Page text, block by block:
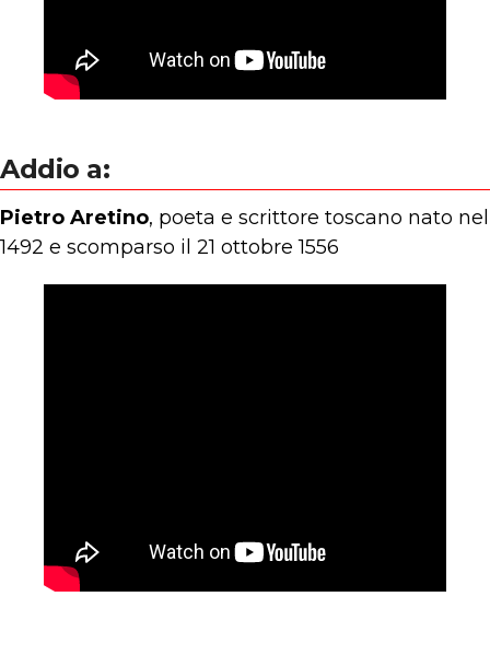
Addio a:
Pietro Aretino, poeta e scrittore toscano nato nel
1492 e scomparso il 21 ottobre 1556